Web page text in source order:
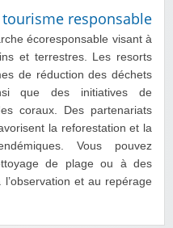
responsable
écoresponsable visant à
et terrestres. Les resorts
de réduction des déchets
que des initiatives de
coraux. Des partenariats
la reforestation et la
Vous pouvez
de plage ou à des
et au repérage